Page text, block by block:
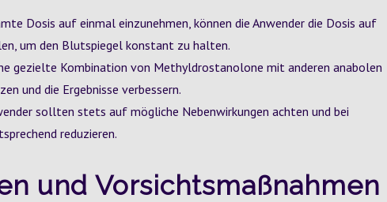
Dosis auf einmal einzunehmen, können die Anwender die Dosis auf
um den Blutspiegel konstant zu halten.
gezielte Kombination von Methyldrostanolone mit anderen anabolen
und die Ergebnisse verbessern.
sollten stets auf mögliche Nebenwirkungen achten und bei
reduzieren.
und Vorsichtsmaßnahmen